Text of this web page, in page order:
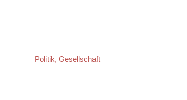
Politik, Gesellschaft